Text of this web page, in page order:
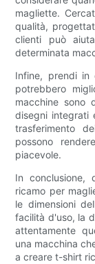
magliette.
qualità,
clienti può
determinata
Infine, prendi in
potrebbero
macchine sono
disegni integrati
trasferimento
possono
piacevole.
In conclusione,
ricamo per
le dimensioni
facilità d'uso, la
attentamente
una macchina
a creare t-shirt